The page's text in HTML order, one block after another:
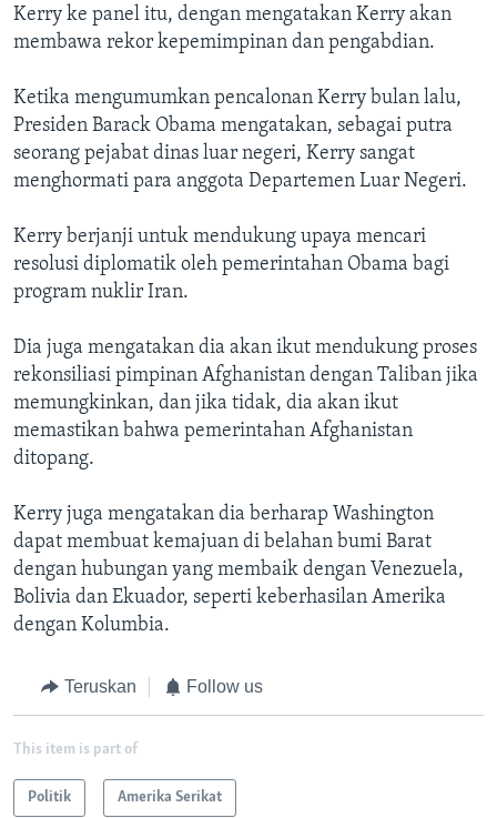
Kerry ke panel itu, dengan mengatakan Kerry akan
membawa rekor kepemimpinan dan pengabdian.
Ketika mengumumkan pencalonan Kerry bulan lalu,
Presiden Barack Obama mengatakan, sebagai putra
seorang pejabat dinas luar negeri, Kerry sangat
menghormati para anggota Departemen Luar Negeri.
Kerry berjanji untuk mendukung upaya mencari
resolusi diplomatik oleh pemerintahan Obama bagi
program nuklir Iran.
Dia juga mengatakan dia akan ikut mendukung proses
rekonsiliasi pimpinan Afghanistan dengan Taliban jika
memungkinkan, dan jika tidak, dia akan ikut
memastikan bahwa pemerintahan Afghanistan
ditopang.
Kerry juga mengatakan dia berharap Washington
dapat membuat kemajuan di belahan bumi Barat
dengan hubungan yang membaik dengan Venezuela,
Bolivia dan Ekuador, seperti keberhasilan Amerika
dengan Kolumbia.
Teruskan Follow us
This item is part of
Politik Amerika Serikat